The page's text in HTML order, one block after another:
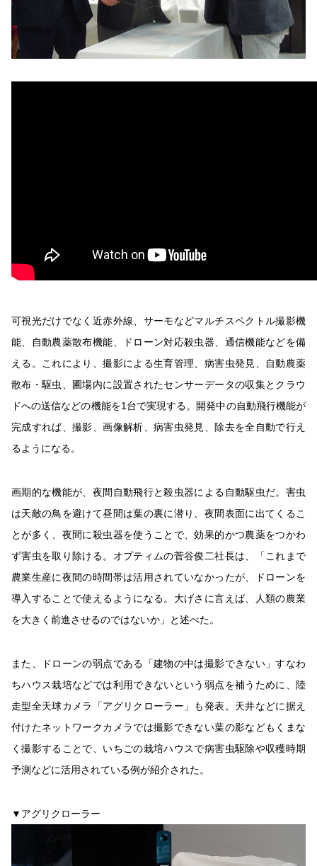
可視光だけでなく近赤外線、サーモなどマルチスペクトル撮影機
能、自動農薬散布機能、ドローン対応殺虫器、通信機能などを備
える。これにより、撮影による生育管理、病害虫発見、自動農薬
散布・駆虫、圃場内に設置されたセンサーデータの収集とクラウ
ドへの送信などの機能を1台で実現する。開発中の自動飛行機能が
完成すれば、撮影、画像解析、病害虫発見、除去を全自動で行え
るようになる。
画期的な機能が、夜間自動飛行と殺虫器による自動駆虫だ。害虫
は天敵の鳥を避けて昼間は葉の裏に潜り、夜間表面に出てくるこ
とが多く、夜間に殺虫器を使うことで、効果的かつ農薬をつかわ
ず害虫を取り除ける。オプティムの菅谷俊二社長は、「これまで
農業生産に夜間の時間帯は活用されていなかったが、ドローンを
導入することで使えるようになる。大げさに言えば、人類の農業
を大きく前進させるのではないか」と述べた。
また、ドローンの弱点である「建物の中は撮影できない」すなわ
ちハウス栽培などでは利用できないという弱点を補うために、陸
走型全天球カメラ「アグリクローラー」も発表。天井などに据え
付けたネットワークカメラでは撮影できない葉の影などもくまな
く撮影することで、いちごの栽培ハウスで病害虫駆除や収穫時期
予測などに活用されている例が紹介された。
▼アグリクローラー